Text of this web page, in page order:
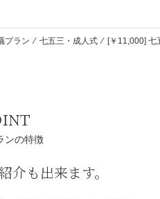
プラン ⁄ 七五三・成人式 ⁄ [￥11,000] 七
ンの特徴
介も出来ます。